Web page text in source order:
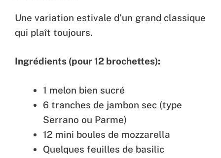
Une variation estivale d’un grand classique
qui plaît toujours.
Ingrédients (pour 12 brochettes):
1 melon bien sucré
6 tranches de jambon sec (type
Serrano ou Parme)
12 mini boules de mozzarella
Quelques feuilles de basilic